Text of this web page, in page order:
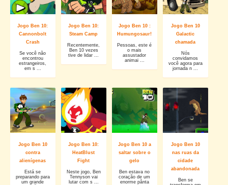
Jogo Ben 10:
Cannonbolt
Crash
Se você não
encontrou
estrangeiros,
em s ...
Jogo Ben 10:
Steam Camp
Recentemente,
Ben 10 vezes
tive de lidar ...
Jogo Ben 10 :
Humungosaur!
Pessoas, este é
o mais
assustador
animai ...
Jogo Ben 10
Galactic
chamada
Nós
convidamos
você agora para
jornada n ...
Jogo Ben 10
contra
alienígenas
Está se
preparando para
um grande
Jogo Ben 10:
HeatBlust
Fight
Neste jogo, Ben
Tennyson vai
lutar com s ...
Jogo Ben 10 a
saltar sobre o
gelo
Ben estava no
coração de um
enorme pânta
Jogo Ben 10
nas ruas da
cidade
abandonada
Ben se